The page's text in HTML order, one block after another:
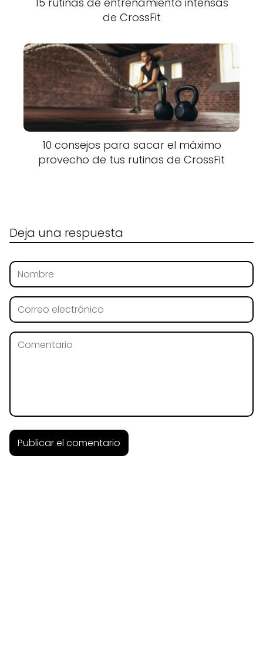
de CrossFit
10 consejos para sacar el máximo
provecho de tus rutinas de CrossFit
Deja una respuesta